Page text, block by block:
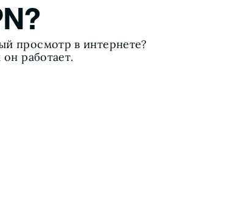
просмотр в интернете?
работает.